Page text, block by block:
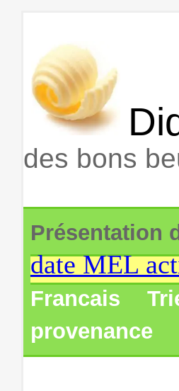
des bons
Présentation
date MEL
Francais
provenance